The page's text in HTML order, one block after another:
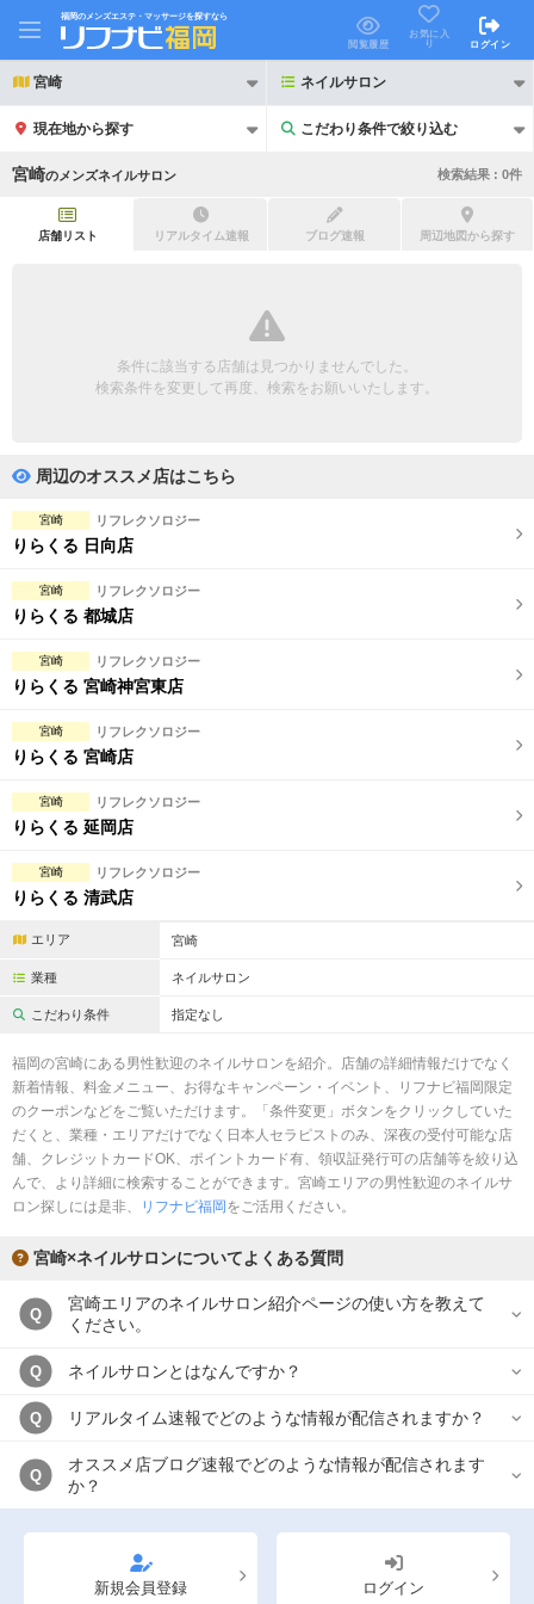
福岡のメンズエステ・マッサージを探すなら
閲覧履歴
お気に入
り
ログイン
宮崎 ネイルサロン
現在地から探す こだわり条件で絞り込む
こだわり条件で絞り込む
完全個室
ペアルームあり
専用駐車場あり
日本人スタッフのみ
駅から徒歩5分以内
宮崎の メンズネイルサロン 検索結果 : 0件
店舗リスト リアルタイム速報 ブログ速報 周辺地図から探す
条件に該当する店舗は見つかりませんでした。
検索条件を変更して再度、検索をお願いいたします。
周辺のオススメ店はこちら
宮崎 リフレクソロジー
りらくる 日向店
宮崎 リフレクソロジー
りらくる 都城店
宮崎 リフレクソロジー
りらくる 宮崎神宮東店
宮崎 リフレクソロジー
りらくる 宮崎店
宮崎 リフレクソロジー
りらくる 延岡店
宮崎 リフレクソロジー
りらくる 清武店
エリア 宮崎
業種 ネイルサロン
こだわり条件 指定なし
福岡の宮崎にある男性歓迎のネイルサロンを紹介。店舗の詳細情報だけでなく
新着情報、料金メニュー、お得なキャンペーン・イベント、リフナビ福岡限定
のクーポンなどをご覧いただけます。「条件変更」ボタンをクリックしていた
だくと、業種・エリアだけでなく日本人セラピストのみ、深夜の受付可能な店
舗、クレジットカードOK、ポイントカード有、領収証発行可の店舗等を絞り込
んで、より詳細に検索することができます。宮崎エリアの男性歓迎のネイルサ
ロン探しには是非、
リフナビ福岡 をご活用ください。
宮崎×ネイルサロンについてよくある質問
Q
宮崎エリアのネイルサロン紹介ページの使い方を教えて
ください。
Q ネイルサロンとはなんですか？
Q リアルタイム速報でどのような情報が配信されますか？
Q
オススメ店ブログ速報でどのような情報が配信されます
か？
新規会員登録 ログイン